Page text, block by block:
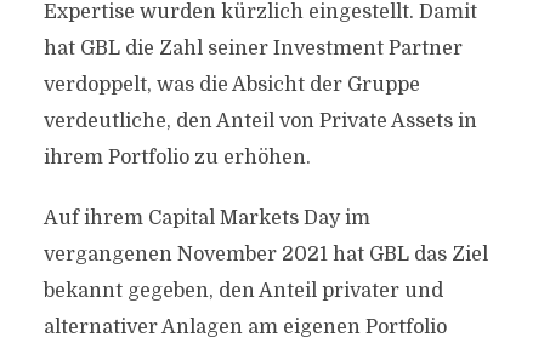
Expertise wurden kürzlich eingestellt. Damit
hat GBL die Zahl seiner Investment Partner
verdoppelt, was die Absicht der Gruppe
verdeutliche, den Anteil von Private Assets in
ihrem Portfolio zu erhöhen.
Auf ihrem Capital Markets Day im
vergangenen November 2021 hat GBL das Ziel
bekannt gegeben, den Anteil privater und
alternativer Anlagen am eigenen Portfolio